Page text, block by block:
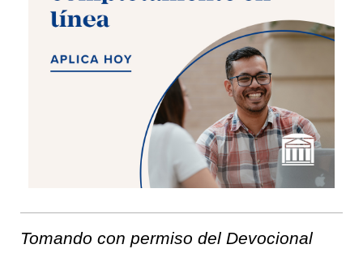
Tomando con permiso del Devocional